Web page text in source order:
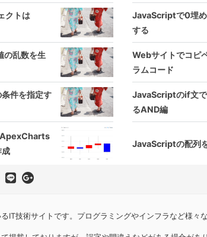
クトは
JavaScriptで0埋め
する
乱数を生
Webサイトでコピ
ラムコード
件を指定す
JavaScriptのif文で
るAND編
ApexCharts
成
JavaScriptの配列
IT技術サイトです。プログラミングやインフラなど様々